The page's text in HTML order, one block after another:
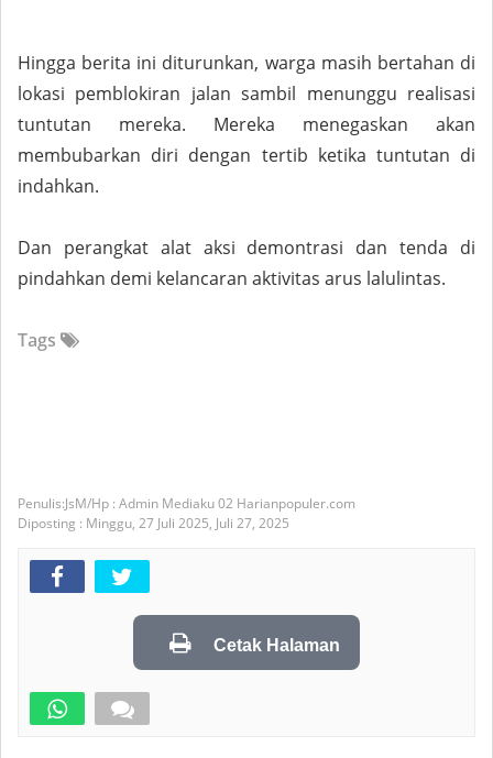
Hingga berita ini diturunkan, warga masih bertahan di
lokasi pemblokiran jalan sambil menunggu realisasi
tuntutan mereka. Mereka menegaskan akan
membubarkan diri dengan tertib ketika tuntutan di
indahkan.
Dan perangkat alat aksi demontrasi dan tenda di
pindahkan demi kelancaran aktivitas arus lalulintas.
Tags
JsM/Hp : Admin Mediaku 02 Harianpopuler.com
Diposting : Minggu, 27 Juli 2025, Juli 27, 2025
Cetak Halaman